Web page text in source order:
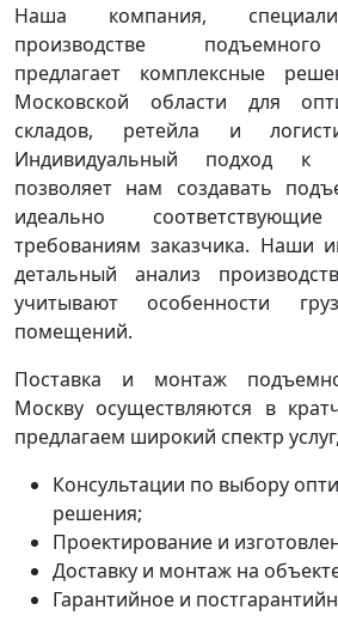
Наша компания,
производстве
предлагает комплексные
Московской области для
складов, ретейла и
Индивидуальный подход к
позволяет нам создавать
идеально
требованиям заказчика. Наши
детальный анализ
учитывают особенности
помещений.
Поставка и монтаж
Москву осуществляются в
предлагаем широкий спектр
Консультации по выбору
решения;
Проектирование и
Доставку и монтаж на
Гарантийное и